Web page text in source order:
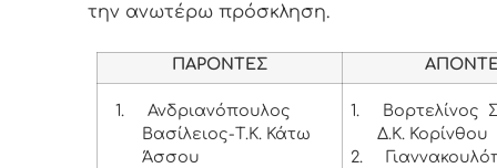
την ανωτέρω πρόσκληση.
ΠΑΡΟΝΤΕΣ
1.
Ανδριανόπουλος
Βασίλειος-Τ.Κ. Κάτω
Άσσου
1.
Βορτελίνος
Δ.Κ. Κορίνθου
2.